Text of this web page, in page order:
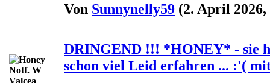
Von Sunnynelly59 (2. April 2026,
DRINGEND !!! *HONEY* - sie
schon viel Leid erfahren ... :'(